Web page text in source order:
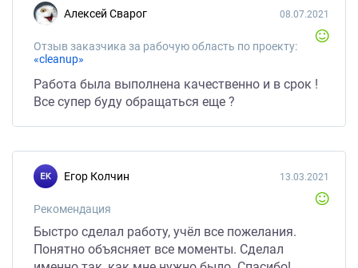
Алексей Сварог
Отзыв заказчика за рабочую область по проекту:
«cleanup»
08.07.2021
Работа была выполнена качественно и в срок !
Все супер буду обращаться еще ?
Егор Колчин
Рекомендация
13.03.2021
Быстро сделал работу, учёл все пожелания.
Понятно объясняет все моменты. Сделал